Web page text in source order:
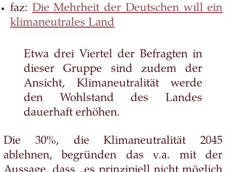
faz: Die Mehrheit der Deutschen will ein
klimaneutrales Land
Etwa drei Viertel der Befragten in
dieser Gruppe sind zudem der
Ansicht, Klimaneutralität werde
den Wohlstand des Landes
dauerhaft erhöhen.
Die 30%, die Klimaneutralität 2045
ablehnen, begründen das v.a. mit der